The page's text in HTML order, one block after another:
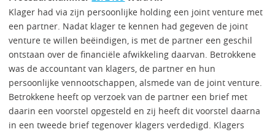
Klager had via zijn persoonlijke holding een joint venture met
een partner. Nadat klager te kennen had gegeven de joint
venture te willen beëindigen, is met de partner een geschil
ontstaan over de financiële afwikkeling daarvan. Betrokkene
was de accountant van klagers, de partner en hun
persoonlijke vennootschappen, alsmede van de joint venture.
Betrokkene heeft op verzoek van de partner een brief met
daarin een voorstel opgesteld en zij heeft dit voorstel daarna
in een tweede brief tegenover klagers verdedigd. Klagers